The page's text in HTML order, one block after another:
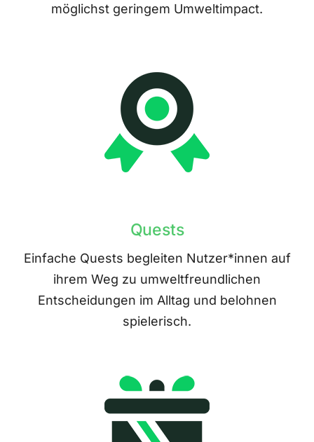
möglichst geringem Umweltimpact.
Quests
Einfache Quests begleiten Nutzer*innen auf
ihrem Weg zu umweltfreundlichen
Entscheidungen im Alltag und belohnen
spielerisch.